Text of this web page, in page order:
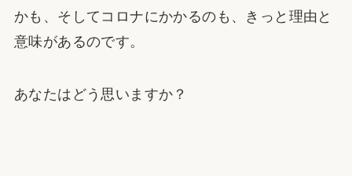
かも、そしてコロナにかかるのも、きっと理由と
意味があるのです。
あなたはどう思いますか？